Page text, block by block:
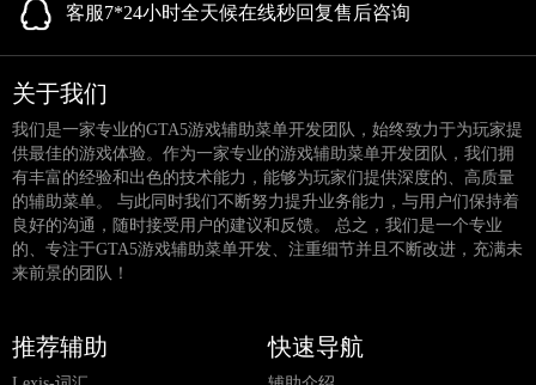
客服7*24小时全天候在线秒回复售后咨询
关于我们
我们是一家专业的GTA5游戏辅助菜单开发团队，始终致力于为玩家提
供最佳的游戏体验。作为一家专业的游戏辅助菜单开发团队，我们拥
有丰富的经验和出色的技术能力，能够为玩家们提供深度的、高质量
的辅助菜单。 与此同时我们不断努力提升业务能力，与用户们保持着
良好的沟通，随时接受用户的建议和反馈。 总之，我们是一个专业
的、专注于GTA5游戏辅助菜单开发、注重细节并且不断改进，充满未
来前景的团队！
推荐辅助 快速导航